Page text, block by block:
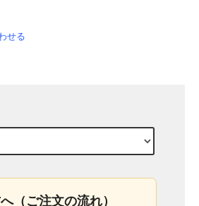
せる
（ご注文の流れ）